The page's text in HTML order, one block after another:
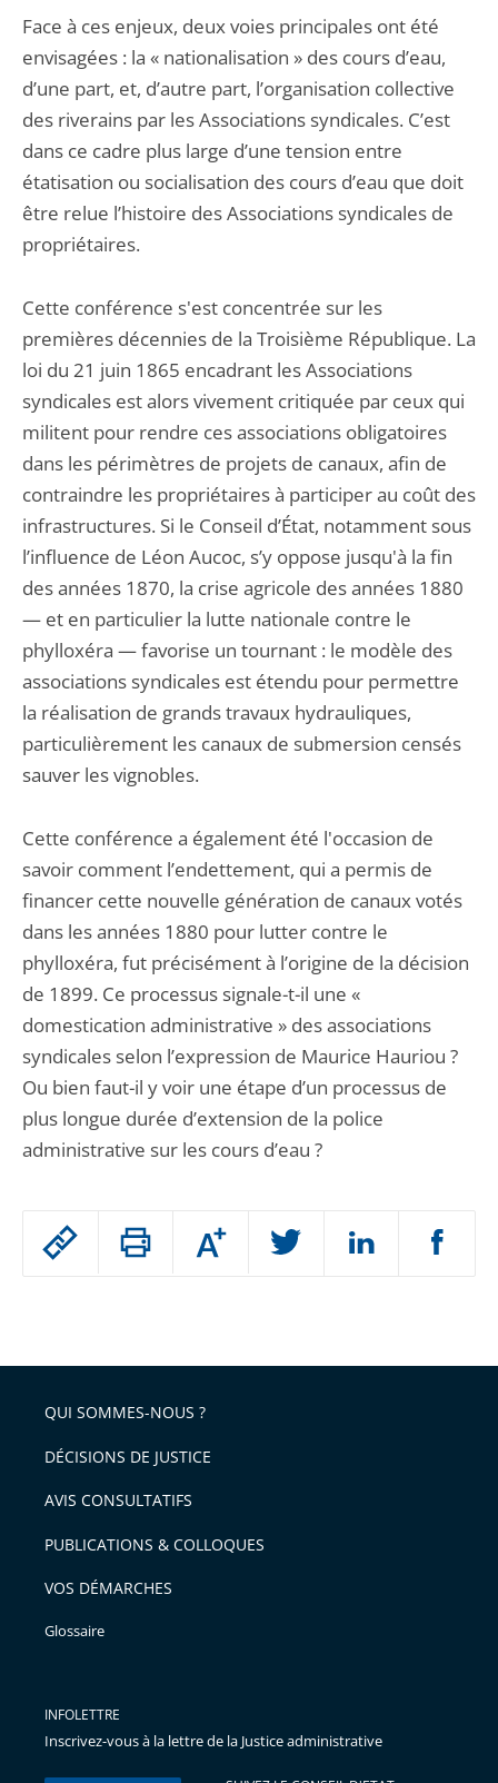
Passer
arriver
Augmenter
ou
l'article
pour
avant
Face à ces enjeux, deux voies principales ont été
envisagées : la « nationalisation » des cours d’eau,
d’une part, et, d’autre part, l’organisation collective
des riverains par les Associations syndicales. C’est
dans ce cadre plus large d’une tension entre
étatisation ou socialisation des cours d’eau que doit
être relue l’histoire des Associations syndicales de
propriétaires.
Cette conférence s'est concentrée sur les
premières décennies de la Troisième République. La
loi du 21 juin 1865 encadrant les Associations
syndicales est alors vivement critiquée par ceux qui
militent pour rendre ces associations obligatoires
dans les périmètres de projets de canaux, afin de
contraindre les propriétaires à participer au coût des
infrastructures. Si le Conseil d’État, notamment sous
l’influence de Léon Aucoc, s’y oppose jusqu'à la fin
des années 1870, la crise agricole des années 1880
— et en particulier la lutte nationale contre le
phylloxéra — favorise un tournant : le modèle des
associations syndicales est étendu pour permettre
la réalisation de grands travaux hydrauliques,
particulièrement les canaux de submersion censés
sauver les vignobles.
Cette conférence a également été l'occasion de
savoir comment l’endettement, qui a permis de
financer cette nouvelle génération de canaux votés
dans les années 1880 pour lutter contre le
phylloxéra, fut précisément à l’origine de la décision
de 1899. Ce processus signale-t-il une «
domestication administrative » des associations
syndicales selon l’expression de Maurice Hauriou ?
Ou bien faut-il y voir une étape d’un processus de
plus longue durée d’extension de la police
administrative sur les cours d’eau ?
QUI SOMMES-NOUS ?
DÉCISIONS DE JUSTICE
AVIS CONSULTATIFS
PUBLICATIONS & COLLOQUES
VOS DÉMARCHES
Glossaire
INFOLETTRE
Inscrivez-vous à la lettre de la Justice administrative